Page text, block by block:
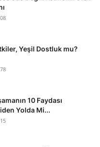
Yeşil Dostluk mu?
10 Faydası
Yolda Mi...